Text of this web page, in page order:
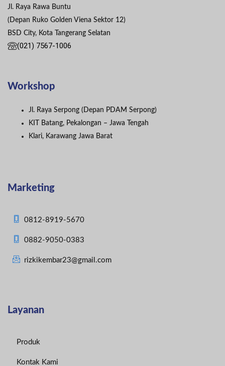
Jl. Raya Rawa Buntu
(Depan Ruko Golden Viena Sektor 12)
BSD City, Kota Tangerang Selatan
(021) 7567-1006
Workshop
Jl. Raya Serpong (Depan PDAM Serpong)
KIT Batang, Pekalongan – Jawa Tengah
Klari, Karawang Jawa Barat
Marketing
0812-8919-5670
0882-9050-0383
rizkikembar23@gmail.com
Layanan
Produk
Kontak Kami